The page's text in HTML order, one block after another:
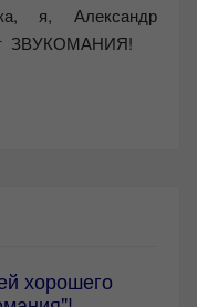
я, Александр
ЗВУКОМАНИЯ!
хорошего